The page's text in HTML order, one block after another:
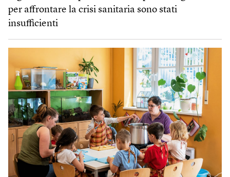
per affrontare la crisi sanitaria sono stati
insufficienti